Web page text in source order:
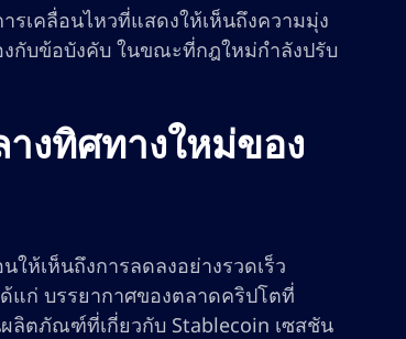
ารเคลื่อนไหวที่แสดงให้เห็นถึงความมุ่ง
งกับข้อบังคับ ในขณะที่กฎใหม่กำลังปรับ
งทิศทางใหม่ของ
ห้เห็นถึงการลดลงอย่างรวดเร็ว
แก่ บรรยากาศของตลาดคริปโตที่
ลิตภัณฑ์ที่เกี่ยวกับ Stablecoin เซสชัน